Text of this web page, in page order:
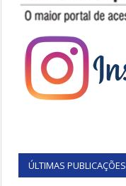
ÚLTIMAS PUBLICAÇÕES